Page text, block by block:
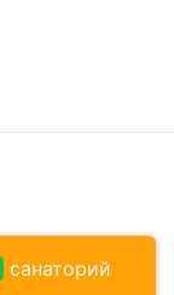
санаторий